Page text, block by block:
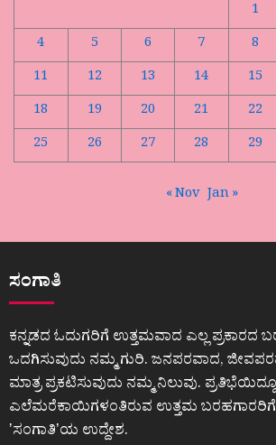
1
4
5 6 7 8
11
12 13 14 15
18
19 20 21 22
25
26 27 28 29
« Nov Jan »
ಸಂಗಾತಿ
ಕನ್ನಡದ ಓದುಗರಿಗೆ ಉತ್ತಮವಾದ ಎಲ್ಲ ಪ್ರಕಾರದ
ಒದಗಿಸುವುದು ನಮ್ಮ ಗುರಿ. ಜನಪರವಾದ,
ಮಾತ್ರ ಪ್ರಕಟಿಸುವುದು ನಮ್ಮ ನಿಲುವು. ಪ್ರತಿಭೆಯಿದ್ದೂ
ಎಲೆಮರೆಕಾಯಿಗಳಂತಿರುವ ಉತ್ತಮ ಬರಹಗಾರರಿಗೆ
ʼಸಂಗಾತಿʼಯ ಉದ್ದೇಶ.